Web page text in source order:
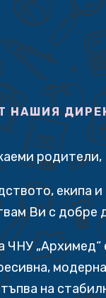
НАШИЯ
родители,
екипа
Ви с
ЧНУ „Архимед“
на